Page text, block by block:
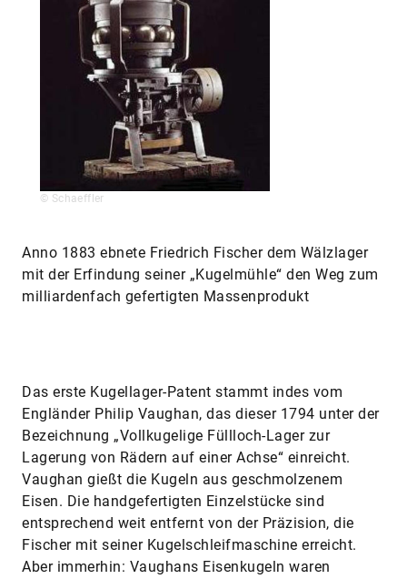
© Schaeffler
Anno 1883 ebnete Friedrich Fischer dem Wälzlager
mit der Erfindung seiner „Kugelmühle“ den Weg zum
milliardenfach gefertigten Massenprodukt
Das erste Kugellager-Patent stammt indes vom
Engländer Philip Vaughan, das dieser 1794 unter der
Bezeichnung „Vollkugelige Füllloch-Lager zur
Lagerung von Rädern auf einer Achse“ einreicht.
Vaughan gießt die Kugeln aus geschmolzenem
Eisen. Die handgefertigten Einzelstücke sind
entsprechend weit entfernt von der Präzision, die
Fischer mit seiner Kugelschleifmaschine erreicht.
Aber immerhin: Vaughans Eisenkugeln waren